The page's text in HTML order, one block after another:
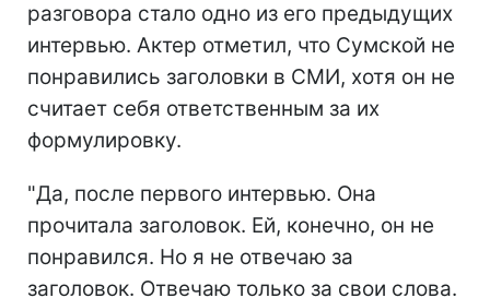
разговора стало одно из его предыдущих
интервью. Актер отметил, что Сумской не
понравились заголовки в СМИ, хотя он не
считает себя ответственным за их
формулировку.
"Да, после первого интервью. Она
прочитала заголовок. Ей, конечно, он не
понравился. Но я не отвечаю за
заголовок. Отвечаю только за свои слова.